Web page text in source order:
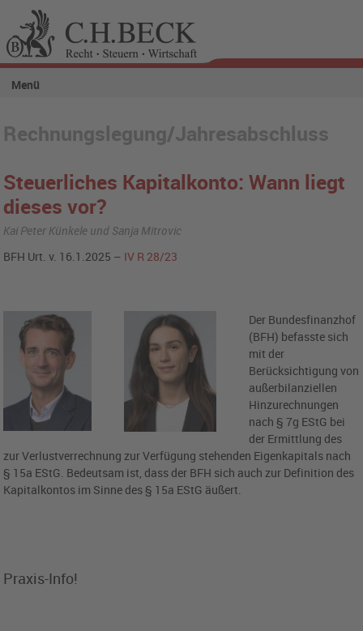
Menü
Rechnungslegung/Jahresabschluss
Steuerliches Kapitalkonto: Wann liegt
dieses vor?
Kai Peter Künkele und Sanja Mitrovic
BFH Urt. v. 16.1.2025 – IV R 28/23
Der Bundesfinanzhof
(BFH) befasste sich
mit der
Berücksichtigung von
außerbilanziellen
Hinzurechnungen
nach § 7g EStG bei
der Ermittlung des
zur Verlustverrechnung zur Verfügung stehenden Eigenkapitals nach
§ 15a EStG. Bedeutsam ist, dass der BFH sich auch zur Definition des
Kapitalkontos im Sinne des § 15a EStG äußert.
Praxis-Info!